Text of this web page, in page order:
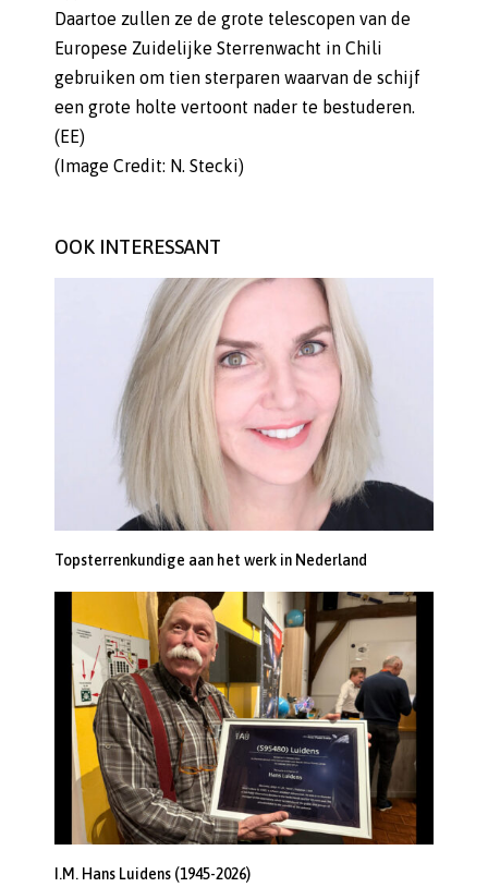
Daartoe zullen ze de grote telescopen van de
Europese Zuidelijke Sterrenwacht in Chili
gebruiken om tien sterparen waarvan de schijf
een grote holte vertoont nader te bestuderen.
(EE)
(Image Credit: N. Stecki)
OOK INTERESSANT
Topsterrenkundige aan het werk in Nederland
I.M. Hans Luidens (1945-2026)